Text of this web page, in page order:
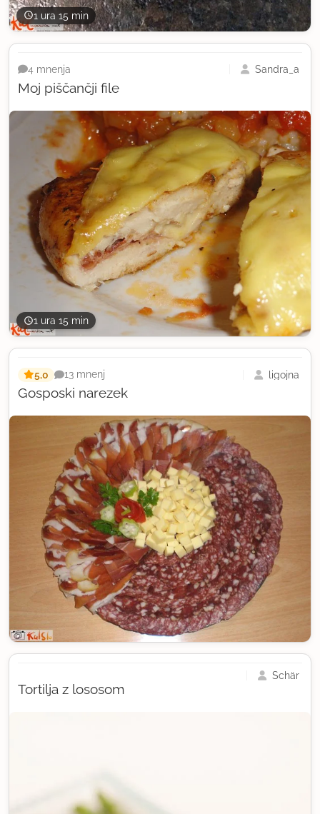
1 ura 15 min
1 ura 15 min
Moj piščančji file
4 mnenja Sandra_a
Gosposki narezek
5,0 13 mnenj ligojna
Tortilja z lososom
Schär